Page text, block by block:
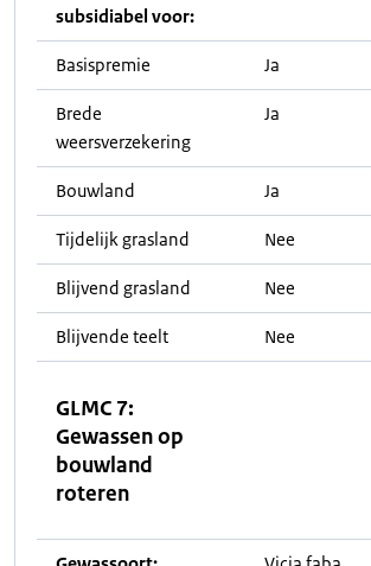
subsidiabel voor:
Basispremie Ja
Brede
weersverzekering
Ja
Bouwland Ja
Tijdelijk grasland Nee
Blijvend grasland Nee
Blijvende teelt Nee
GLMC 7:
Gewassen op
bouwland
roteren